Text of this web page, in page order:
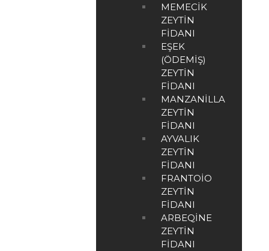
MEMECIK
ZEYTIN
FIDANI
EŞEK
(ÖDEMIŞ)
ZEYTIN
FIDANI
MANZANILLA
ZEYTIN
FIDANI
AYVALIK
ZEYTIN
FIDANI
FRANTOIO
ZEYTIN
FIDANI
ARBEQINE
ZEYTIN
FIDANI